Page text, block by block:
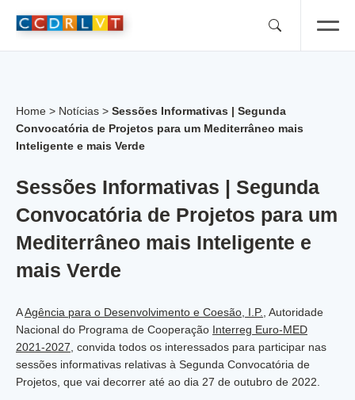
Home > Notícias > Sessões Informativas | Segunda
Convocatória de Projetos para um Mediterrâneo mais
Inteligente e mais Verde
Sessões Informativas | Segunda
Convocatória de Projetos para um
Mediterrâneo mais Inteligente e
mais Verde
AAgência para o Desenvolvimento e Coesão, I.P. , Autoridade
Nacional do Programa de Cooperação Interreg Euro-MED
2021-2027 , convida todos os interessados para participar nas
sessões informativas relativas à Segunda Convocatória de
Projetos, que vai decorrer até ao dia 27 de outubro de 2022.